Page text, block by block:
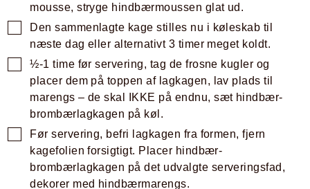
mousse, stryge hindbærmoussen glat ud.
Den sammenlagte kage stilles nu i køleskab til
næste dag eller alternativt 3 timer meget koldt.
½-1 time før servering, tag de frosne kugler og
placer dem på toppen af lagkagen, lav plads til
marengs – de skal IKKE på endnu, sæt hindbær-
brombærlagkagen på køl.
Før servering, befri lagkagen fra formen, fjern
kagefolien forsigtigt. Placer hindbær-
brombærlagkagen på det udvalgte serveringsfad,
dekorer med hindbærmarengs.